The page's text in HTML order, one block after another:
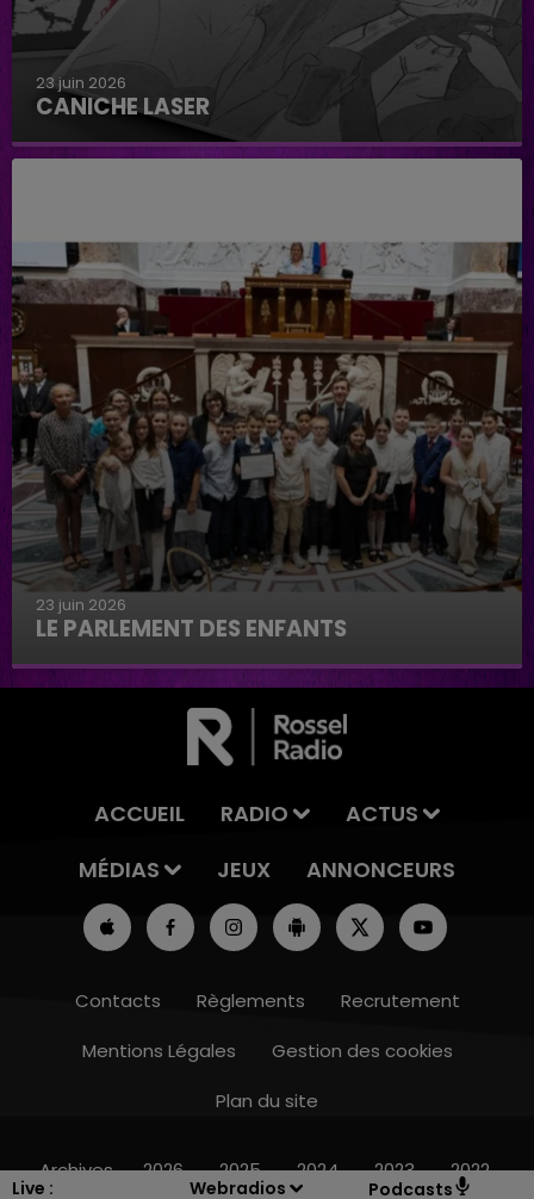
Live : Webradios Podcasts
10h00 - 14h00
23 juin 2026
CANICHE LASER
Caniche Laser
23 juin 2026
LE PARLEMENT DES ENFANTS
Le parlement des enfants
ACCUEIL RADIO
ACTUS
MÉDIAS
JEUX ANNONCEURS
Contacts Règlements
Recrutement
Mentions Légales
Gestion des cookies
Plan du site
Archives 2026 2025 2024 2023 2022